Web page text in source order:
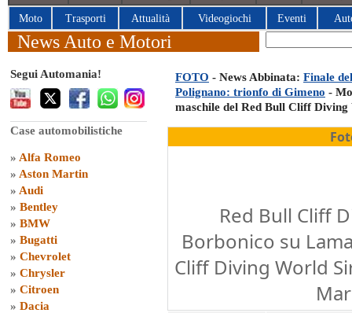
Moto Trasporti Attualità Videogiochi Eventi
News Auto e Motori
Segui Automania!
Case automobilistiche
» Alfa Romeo
» Aston Martin
» Audi
» Bentley
» BMW
» Bugatti
» Chevrolet
» Chrysler
» Citroen
» Dacia
FOTO - News Abbinata: Finale
Polignano: trionfo di Gimeno -
maschile del Red Bull Cliff Diving
Red Bull Cliff
Borbonico su
Cliff Diving World